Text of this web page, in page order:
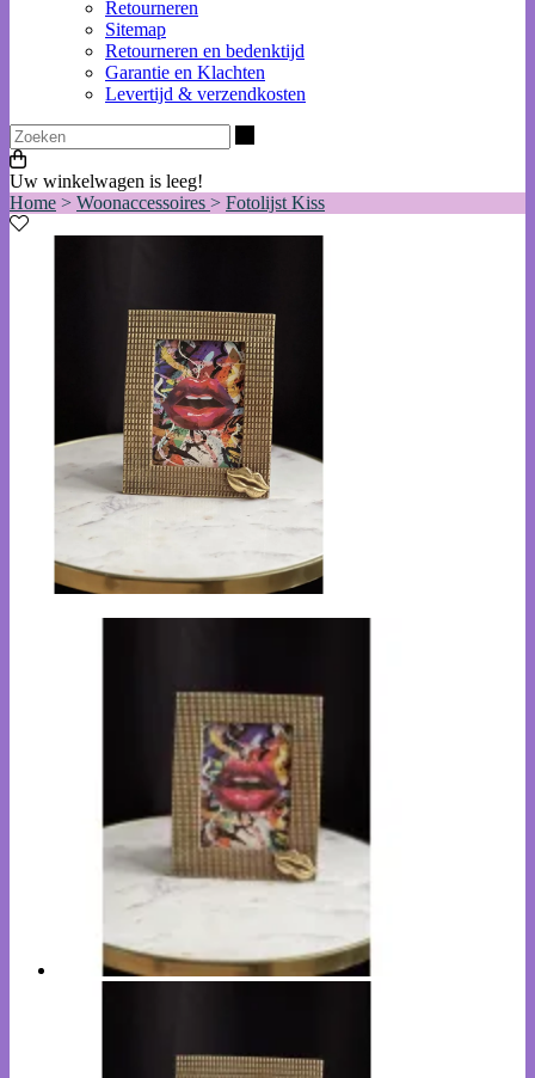
Retourneren
Sitemap
Retourneren en bedenktijd
Garantie en Klachten
Levertijd & verzendkosten
Uw winkelwagen is leeg!
Home > Woonaccessoires > Fotolijst Kiss